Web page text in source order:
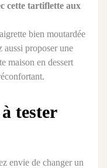
cette tartiflette aux
bien moutardée
proposer une
maison en dessert
tester
envie de changer un